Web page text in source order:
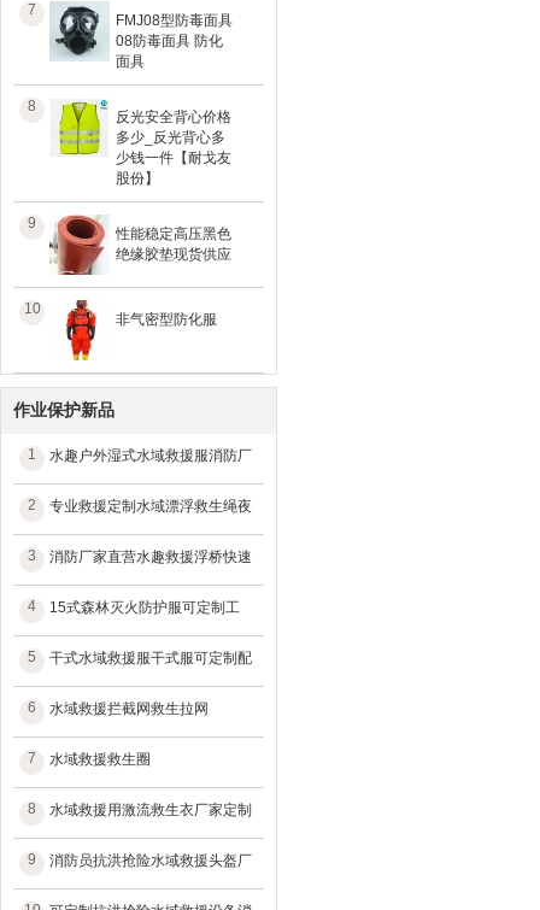
7
FMJ08型防毒面具
08防毒面具 防化
面具
8
反光安全背心价格
多少_反光背心多
少钱一件【耐戈友
股份】
9
性能稳定高压黑色
绝缘胶垫现货供应
10
非气密型防化服
作业保护新品
1 水趣户外湿式水域救援服消防厂
2 专业救援定制水域漂浮救生绳夜
3 消防厂家直营水趣救援浮桥快速
4 15式森林灭火防护服可定制工
5 干式水域救援服干式服可定制配
6 水域救援拦截网救生拉网
7 水域救援救生圈
8 水域救援用激流救生衣厂家定制
9 消防员抗洪抢险水域救援头盔厂